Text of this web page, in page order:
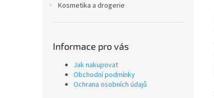
Kosmetika a drogerie
Informace pro vás
Jak nakupovat
Obchodní podmínky
Ochrana osobních údajů